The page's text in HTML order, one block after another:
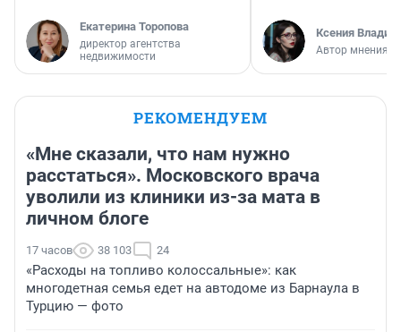
Екатерина Торопова
директор агентства
недвижимости
Ксения
Автор мнения
РЕКОМЕНДУЕМ
«Мне сказали, что нам нужно
расстаться». Московского врача
уволили из клиники из-за мата в
личном блоге
17 часов 38 103 24
«Расходы на топливо колоссальные»: как
многодетная семья едет на автодоме из Барнаула в
Турцию — фото